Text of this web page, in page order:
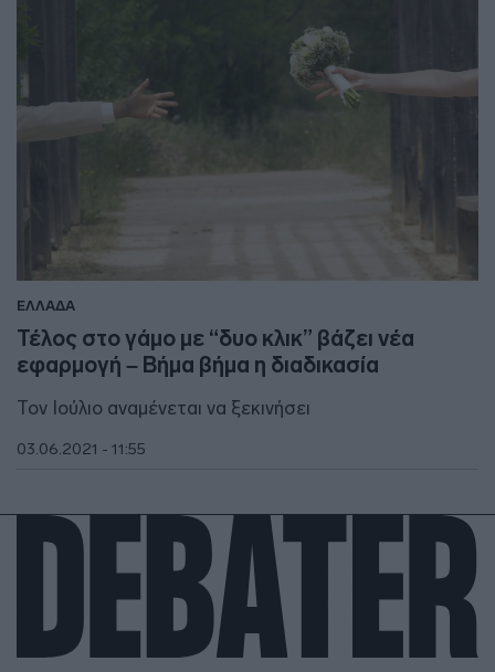
ΕΛΛΑΔΑ
Τέλος στο γάμο με “δυο κλικ” βάζει νέα
εφαρμογή – Βήμα βήμα η διαδικασία
Τον Ιούλιο αναμένεται να ξεκινήσει
03.06.2021 - 11:55